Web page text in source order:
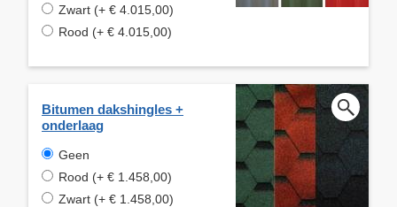
Zwart (+ € 4.015,00)
Rood (+ € 4.015,00)
Bitumen dakshingles +
onderlaag
Geen
Rood (+ € 1.458,00)
Zwart (+ € 1.458,00)